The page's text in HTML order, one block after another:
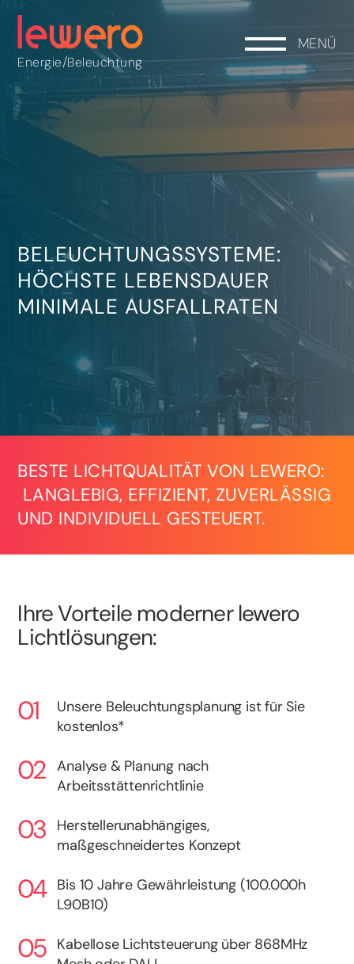
Energie/Beleuchtung
MENÜ
BELEUCHTUNGSSYSTEME:
HÖCHSTE LEBENSDAUER
MINIMALE AUSFALLRATEN
BESTE LICHTQUALITÄT VON LEWERO:
LANGLEBIG, EFFIZIENT, ZUVERLÄSSIG
UND INDIVIDUELL GESTEUERT.
Ihre Vorteile moderner lewero
Lichtlösungen:
Unsere Beleuchtungsplanung ist für Sie
kostenlos*
Analyse & Planung nach
Arbeitsstättenrichtlinie
Herstellerunabhängiges,
maßgeschneidertes Konzept
Bis 10 Jahre Gewährleistung (100.000h
L90B10)
Kabellose Lichtsteuerung über 868MHz